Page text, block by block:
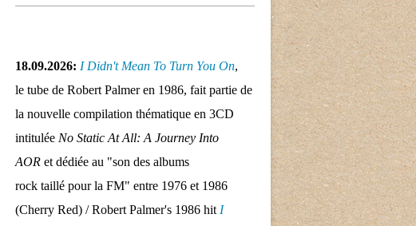
18.09.2026: I Didn't Mean To Turn You On,
le tube de Robert Palmer en 1986, fait partie de
la nouvelle compilation thématique en 3CD
intitulée No Static At All: A Journey Into
AOR et dédiée au "son des albums
rock taillé pour la FM" entre 1976 et 1986
(Cherry Red) / Robert Palmer's 1986 hit I